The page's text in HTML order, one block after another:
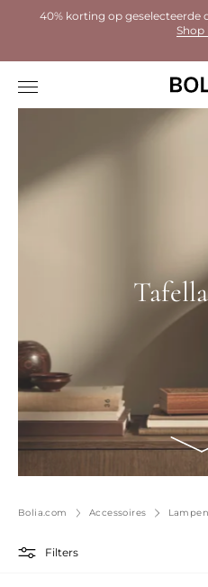
40% korting op geselecteerde
Shop
Bolia.com Accessoires Lampen
Filters